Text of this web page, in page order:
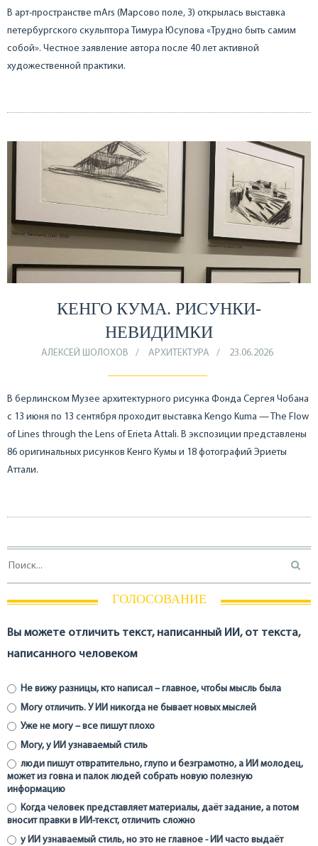
В арт-пространстве mArs (Марсово поле, 3) открылась выставка
петербургского скульптора Тимура Юсупова «Трудно быть самим
собой». Честное заявление автора после 40 лет активной
художественной практики.
КЕНГО КУМА. РИСУНКИ-
НЕВИДИМКИ
АЛЕКСЕЙ ШОЛОХОВ АРХИТЕКТУРА 23.06.2026
В берлинском Музее архитектурного рисунка Фонда Сергея Чобана
с 13 июня по 13 сентября проходит выставка Kengo Kuma — The Flow
of Lines through the Lens of Erieta Attali. В экспозиции представлены
86 оригинальных рисунков Кенго Кумы и 18 фотографий Эриеты
Аттали.
ГОЛОСОВАНИЕ
Вы можете отличить текст, написанный ИИ, от текста,
написанного человеком
Не вижу разницы, кто написал – главное, чтобы мысль была
Могу отличить. У ИИ никогда не бывает новых мыслей
Уже не могу – все пишут плохо
Могу, у ИИ узнаваемый стиль
люди пишут отвратительно, глупо и безграмотно, а ИИ молодец,
может из говна и палок людей собрать новую полезную
информацию
Когда человек представляет материалы, даёт задание, а потом
вносит правки в ИИ-текст, отличить сложно
у ИИ узнаваемый стиль, но это не главное - ИИ часто выдаёт